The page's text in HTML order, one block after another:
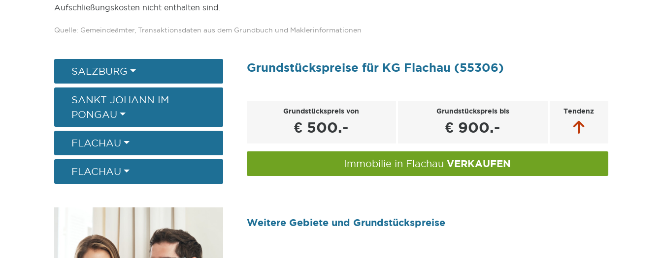
Aufschließungskosten nicht enthalten sind.
Quelle: Gemeindeämter, Transaktionsdaten aus dem Grundbuch und Maklerinformationen
SALZBURG
SANKT JOHANN IM
PONGAU
FLACHAU
FLACHAU
Grundstückspreise für KG Flachau (55306)
Grundstückspreis von
€ 500.-
Grundstückspreis bis
€ 900.-
Tendenz
Immobilie in Flachau VERKAUFEN
Weitere Gebiete und Grundstückspreise